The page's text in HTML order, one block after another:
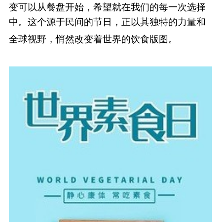
变可以从餐盘开始，希望就在我们的每一次选择
中。这个源于民间的节日，正以其独特的力量和
全球视野，悄然改变着世界的饮食版图。